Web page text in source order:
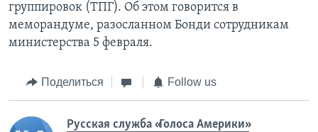
группировок (ТПГ). Об этом говорится в
меморандуме, разосланном Бонди сотрудникам
министерства 5 февраля.
Поделиться Follow us
Русская служба «Голоса Америки»